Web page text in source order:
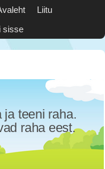
Liitu
sisse
teeni raha.
raha eest.